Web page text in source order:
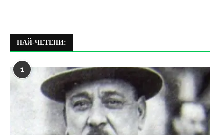
НАЙ-ЧЕТЕНИ:
1